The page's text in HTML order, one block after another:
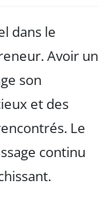
dans le
Avoir un
son
et des
Le
continu